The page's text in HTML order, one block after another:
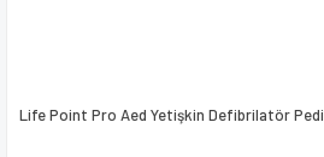
Life Point Pro Aed Yetişkin Defibrilatör Pedi